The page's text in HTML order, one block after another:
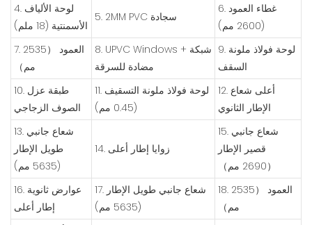
4. لوحة الألياف
الأسمنتية (18 ملم)
5. 2MM PVC سجادة
6. غطاء العمود
(2600 مم)
7. العمود （2535
مم）
8. UPVC Windows + شبكة
مضادة للسرقة
9. لوحة فولاذ ملونة
السقف
10. طبقة عزل
الصوف الزجاجي
11. لوحة فولاذ ملونة التسقيف
(0.45 مم)
12. أعلى شعاع
الإطار الثانوي
13. شعاع جانبي
طويل الإطار
(5635 مم)
14. زوايا إطار أعلى
15. شعاع جانبي
قصير الإطار
（2690 مم）
16. عوارض ثانوية
إطار أعلى
17. شعاع جانبي طويل الإطار
(5635 مم)
18. العمود （2535
مم）